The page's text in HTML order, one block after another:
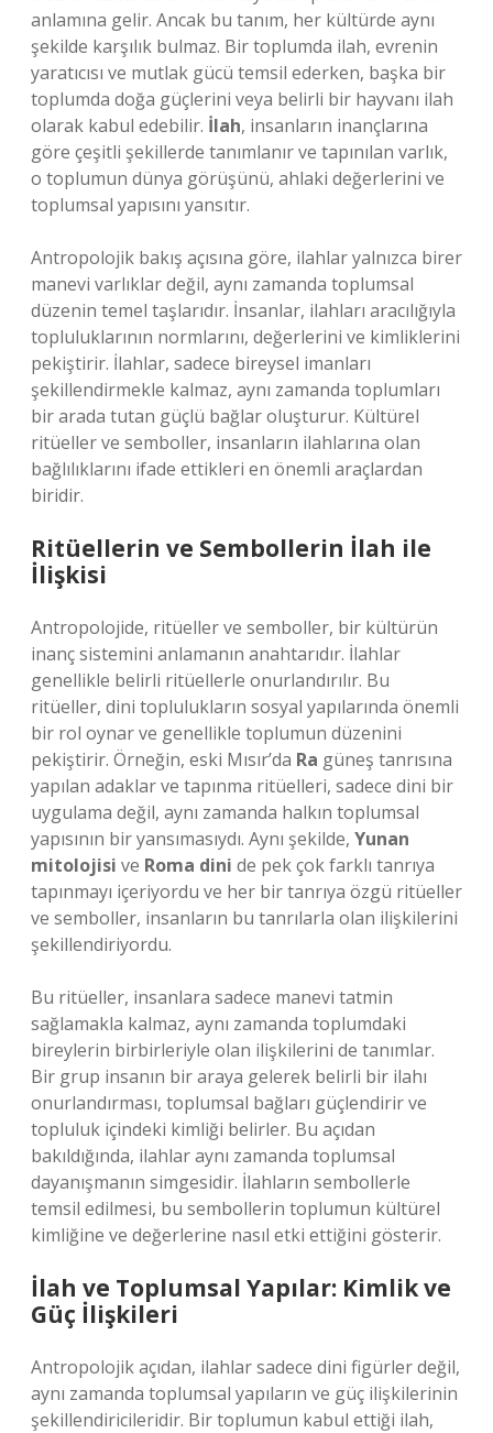
anlamına gelir. Ancak bu tanım, her kültürde aynı
şekilde karşılık bulmaz. Bir toplumda ilah, evrenin
yaratıcısı ve mutlak gücü temsil ederken, başka bir
toplumda doğa güçlerini veya belirli bir hayvanı ilah
olarak kabul edebilir. İlah, insanların inançlarına
göre çeşitli şekillerde tanımlanır ve tapınılan varlık,
o toplumun dünya görüşünü, ahlaki değerlerini ve
toplumsal yapısını yansıtır.
Antropolojik bakış açısına göre, ilahlar yalnızca birer
manevi varlıklar değil, aynı zamanda toplumsal
düzenin temel taşlarıdır. İnsanlar, ilahları aracılığıyla
topluluklarının normlarını, değerlerini ve kimliklerini
pekiştirir. İlahlar, sadece bireysel imanları
şekillendirmekle kalmaz, aynı zamanda toplumları
bir arada tutan güçlü bağlar oluşturur. Kültürel
ritüeller ve semboller, insanların ilahlarına olan
bağlılıklarını ifade ettikleri en önemli araçlardan
biridir.
Ritüellerin ve Sembollerin İlah ile
İlişkisi
Antropolojide, ritüeller ve semboller, bir kültürün
inanç sistemini anlamanın anahtarıdır. İlahlar
genellikle belirli ritüellerle onurlandırılır. Bu
ritüeller, dini toplulukların sosyal yapılarında önemli
bir rol oynar ve genellikle toplumun düzenini
pekiştirir. Örneğin, eski Mısır’da Ra güneş tanrısına
yapılan adaklar ve tapınma ritüelleri, sadece dini bir
uygulama değil, aynı zamanda halkın toplumsal
yapısının bir yansımasıydı. Aynı şekilde, Yunan
mitolojisi ve Roma dini de pek çok farklı tanrıya
tapınmayı içeriyordu ve her bir tanrıya özgü ritüeller
ve semboller, insanların bu tanrılarla olan ilişkilerini
şekillendiriyordu.
Bu ritüeller, insanlara sadece manevi tatmin
sağlamakla kalmaz, aynı zamanda toplumdaki
bireylerin birbirleriyle olan ilişkilerini de tanımlar.
Bir grup insanın bir araya gelerek belirli bir ilahı
onurlandırması, toplumsal bağları güçlendirir ve
topluluk içindeki kimliği belirler. Bu açıdan
bakıldığında, ilahlar aynı zamanda toplumsal
dayanışmanın simgesidir. İlahların sembollerle
temsil edilmesi, bu sembollerin toplumun kültürel
kimliğine ve değerlerine nasıl etki ettiğini gösterir.
İlah ve Toplumsal Yapılar: Kimlik ve
Güç İlişkileri
Antropolojik açıdan, ilahlar sadece dini figürler değil,
aynı zamanda toplumsal yapıların ve güç ilişkilerinin
şekillendiricileridir. Bir toplumun kabul ettiği ilah,